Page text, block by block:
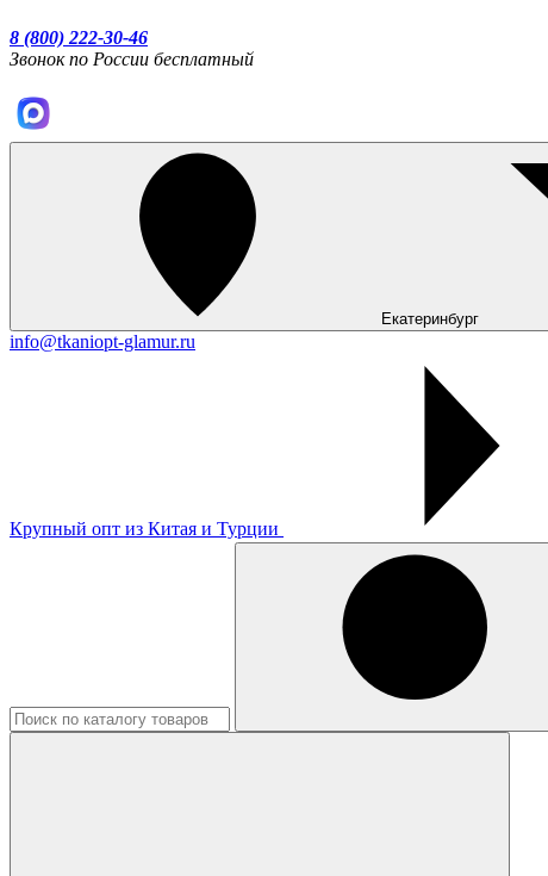
8 (800) 222-30-46
Звонок по России бесплатный
Екатеринбург
info@tkaniopt-glamur.ru
Крупный опт из Китая и Турции